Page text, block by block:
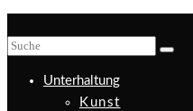
Unterhaltung
Kunst